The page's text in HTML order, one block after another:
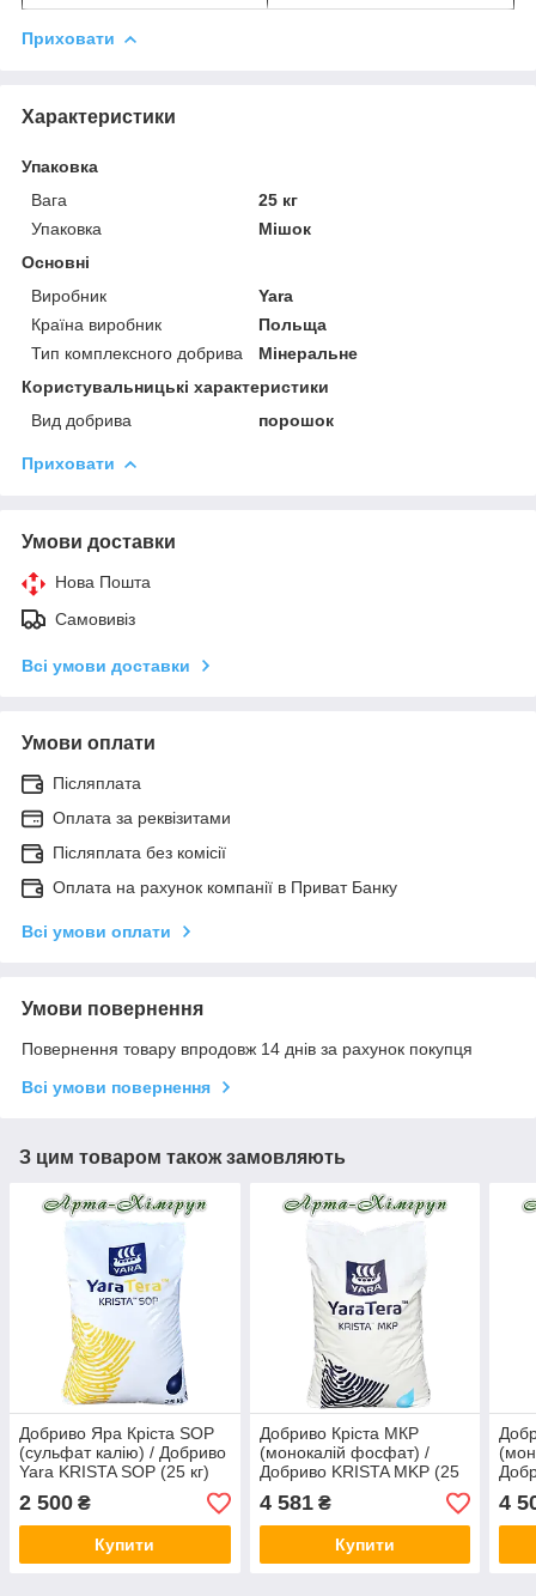
Приховати
Характеристики
Упаковка
Вага
25 кг
Упаковка
Мішок
Основні
Виробник
Yara
Країна виробник
Польща
Тип комплексного добрива
Мінеральне
Користувальницькі характеристики
Вид добрива
порошок
Приховати
Умови доставки
Нова Пошта
Самовивіз
Всі умови доставки
Умови оплати
Післяплата
Оплата за реквізитами
Післяплата без комісії
Оплата на рахунок компанії в Приват Банку
Всі умови оплати
Умови повернення
Повернення товару впродовж 14 днів за рахунок покупця
Всі умови повернення
З цим товаром також замовляють
Добриво Яра Кріста SOP
(сульфат калію) / Добриво
Yara KRISTA SOP (25 кг)
2 500 ₴
Купити
Добриво Кріста МКР
(монокалій фосфат) /
Добриво KRISTA MKP (25
кг)
4 581₴
Купити
кг)
4